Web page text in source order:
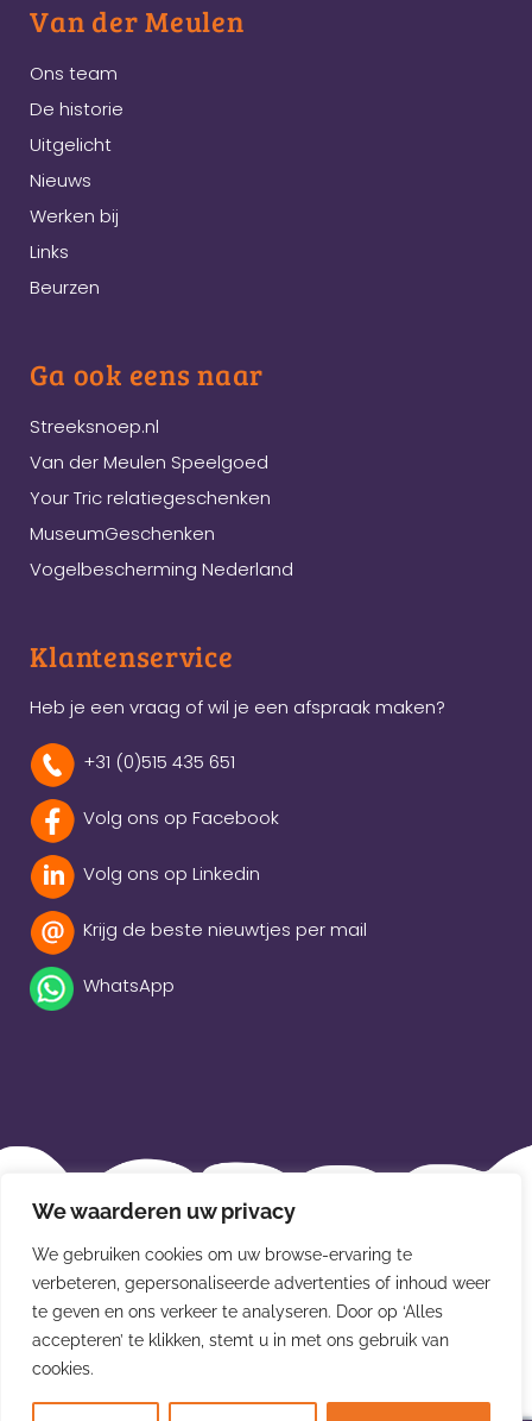
We waarderen uw privacy
We gebruiken cookies om uw browse-ervaring te
verbeteren, gepersonaliseerde advertenties of inhoud weer
te geven en ons verkeer te analyseren. Door op ‘Alles
accepteren’ te klikken, stemt u in met ons gebruik van
cookies.
Van der Meulen
Ons team
De historie
Uitgelicht
Nieuws
Werken bij
Links
Beurzen
Ga ook eens naar
Streeksnoep.nl
Van der Meulen Speelgoed
Your Tric relatiegeschenken
MuseumGeschenken
Vogelbescherming Nederland
Klantenservice
Heb je een vraag of wil je een afspraak maken?
+31 (0)515 435 651
Volg ons op Facebook
Volg ons op Linkedin
Krijg de beste nieuwtjes per mail
WhatsApp
Beleidsverklaring
Privacybeleid
Disclaimer
Leveringsvoorwaarden
© Van der Meulen Souvenirs en kaarten 2026